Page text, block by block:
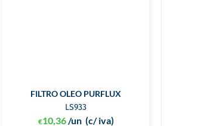
FILTRO OLEO PURFLUX
LS933
€10,36 (c/ iva)
/un